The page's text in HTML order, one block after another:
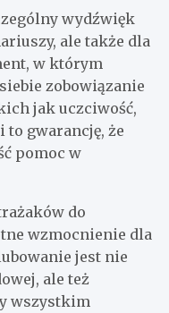
wydźwięk
ale także dla
w którym
zobowiązanie
jak uczciwość,
to gwarancję, że
pomoc w
do
wzmocnienie dla
jest nie
ale też
wszystkim